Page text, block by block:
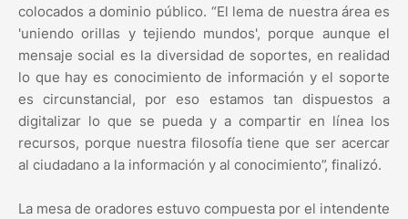
colocados a dominio público. “El lema de nuestra área es
'uniendo orillas y tejiendo mundos', porque aunque el
mensaje social es la diversidad de soportes, en realidad
lo que hay es conocimiento de información y el soporte
es circunstancial, por eso estamos tan dispuestos a
digitalizar lo que se pueda y a compartir en línea los
recursos, porque nuestra filosofía tiene que ser acercar
al ciudadano a la información y al conocimiento”, finalizó.
La mesa de oradores estuvo compuesta por el intendente